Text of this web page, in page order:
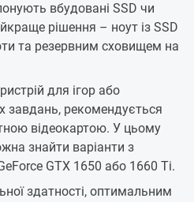
вбудовані SSD чи
рішення – ноут із SSD
та резервним сховищем на
для ігор або
завдань, рекомендується
відеокартою. У цьому
знайти варіанти з
GTX 1650 або 1660 Ti.
здатності, оптимальним